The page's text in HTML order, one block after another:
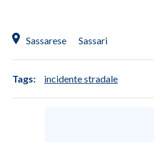
INSULARITÀ
Sassarese Sassari
Tags: incidente stradale